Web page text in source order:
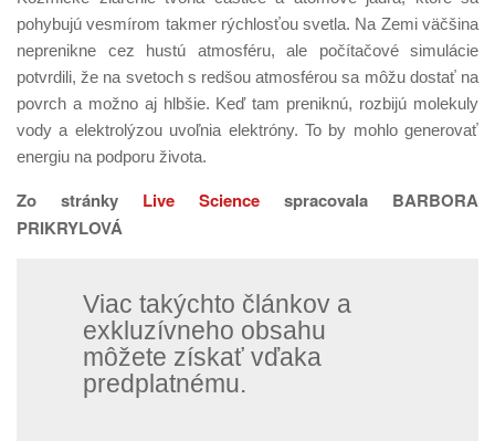
pohybujú vesmírom takmer rýchlosťou svetla. Na Zemi väčšina
neprenikne cez hustú atmosféru, ale počítačové simulácie
potvrdili, že na svetoch s redšou atmosférou sa môžu dostať na
povrch a možno aj hlbšie. Keď tam preniknú, rozbijú molekuly
vody a elektrolýzou uvoľnia elektróny. To by mohlo generovať
energiu na podporu života.
Zo stránky Live Science spracovala BARBORA
PRIKRYLOVÁ
Viac takýchto článkov a
exkluzívneho obsahu
môžete získať vďaka
predplatnému.